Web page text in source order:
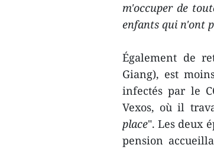
m'occuper de
enfants qui n'ont
Également de
Giang), est
infectés par le
Vexos, où il
place". Les deux
pension